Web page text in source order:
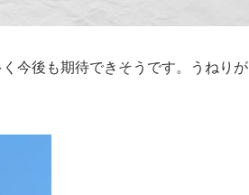
今後も期待できそうです。うねりが